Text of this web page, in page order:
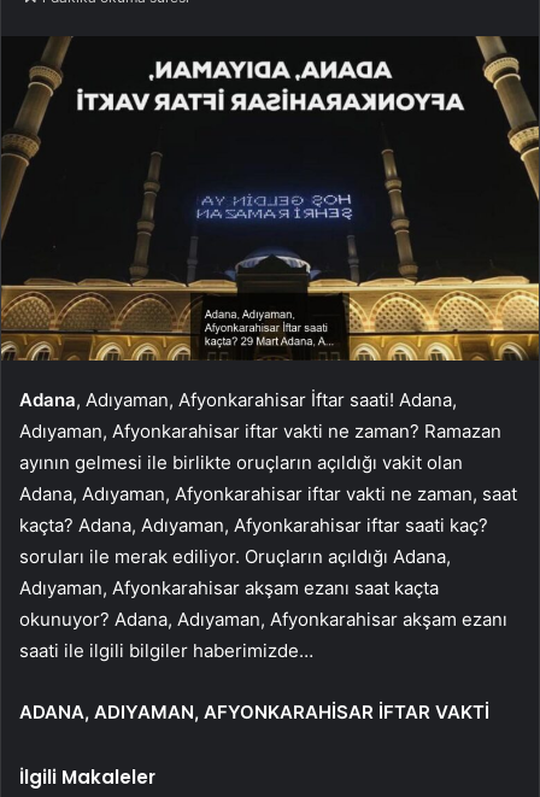
Adana, Adıyaman, Afyonkarahisar İftar saati! Adana,
Adıyaman, Afyonkarahisar iftar vakti ne zaman? Ramazan
ayının gelmesi ile birlikte oruçların açıldığı vakit olan
Adana, Adıyaman, Afyonkarahisar iftar vakti ne zaman, saat
kaçta? Adana, Adıyaman, Afyonkarahisar iftar saati kaç?
soruları ile merak ediliyor. Oruçların açıldığı Adana,
Adıyaman, Afyonkarahisar akşam ezanı saat kaçta
okunuyor? Adana, Adıyaman, Afyonkarahisar akşam ezanı
saati ile ilgili bilgiler haberimizde…
ADANA, ADIYAMAN, AFYONKARAHİSAR İFTAR VAKTİ
İlgili Makaleler